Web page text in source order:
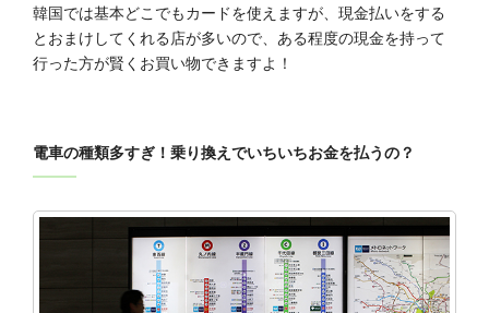
韓国では基本どこでもカードを使えますが、現金払いをする
とおまけしてくれる店が多いので、ある程度の現金を持って
行った方が賢くお買い物できますよ！
電車の種類多すぎ！乗り換えでいちいちお金を払うの？